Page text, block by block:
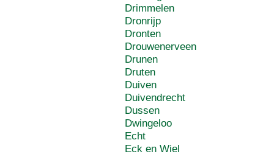
Drimmelen
Dronrijp
Dronten
Drouwenerveen
Drunen
Druten
Duiven
Duivendrecht
Dussen
Dwingeloo
Echt
Eck en Wiel